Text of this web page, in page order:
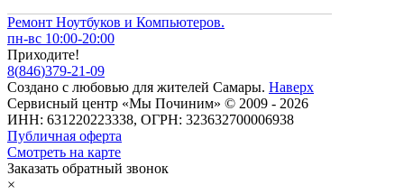
Ремонт Ноутбуков и Компьютеров.
пн-вс 10:00-20:00
Приходите!
8(846)379-21-09
Создано с любовью для жителей Самары. Наверх
Сервисный центр «Мы Починим» © 2009 - 2026
ИНН: 631220223338, ОГРН: 323632700006938
Публичная оферта
Смотреть на карте
Заказать обратный звонок
×